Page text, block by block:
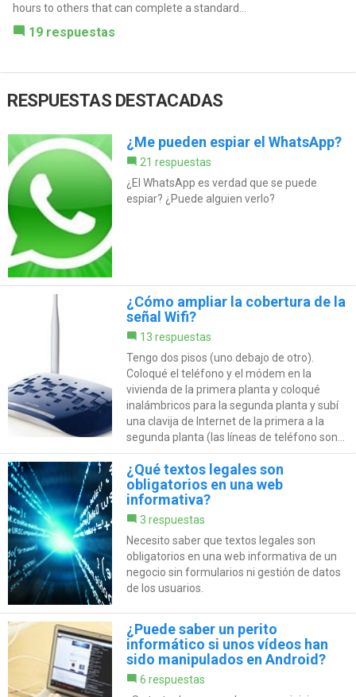
hours to others that can complete a standard...
19 respuestas
RESPUESTAS DESTACADAS
¿Me pueden espiar el WhatsApp?
21 respuestas
¿El WhatsApp es verdad que se puede
espiar? ¿Puede alguien verlo?
¿Cómo ampliar la cobertura de la
señal Wifi?
13 respuestas
Tengo dos pisos (uno debajo de otro).
Coloqué el teléfono y el módem en la
vivienda de la primera planta y coloqué
inalámbricos para la segunda planta y subí
una clavija de Internet de la primera a la
segunda planta (las líneas de teléfono son...
¿Qué textos legales son
obligatorios en una web
informativa?
3 respuestas
Necesito saber que textos legales son
obligatorios en una web informativa de un
negocio sin formularios ni gestión de datos
de los usuarios.
¿Puede saber un perito
informático si unos vídeos han
sido manipulados en Android?
6 respuestas